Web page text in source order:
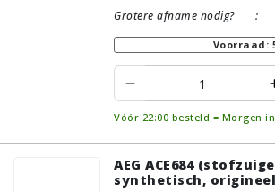
Grotere afname nodig?
:
Voorraad:
Vóór 22:00 besteld = Morgen
AEG ACE684
synthetisch,